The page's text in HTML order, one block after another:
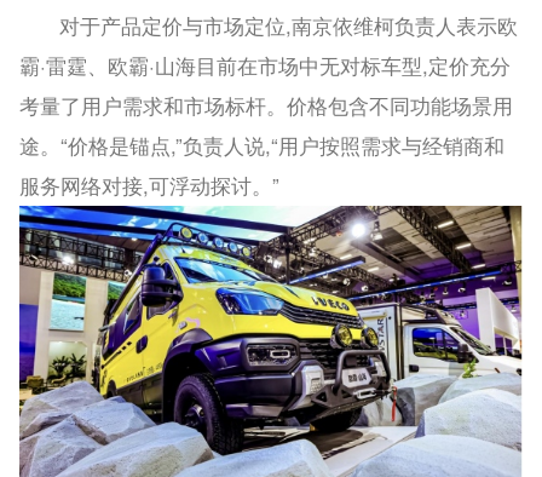
对于产品定价与市场定位,南京依维柯负责人表示欧
霸·雷霆、欧霸·山海目前在市场中无对标车型,定价充分
考量了用户需求和市场标杆。价格包含不同功能场景用
途。“价格是锚点,”负责人说,“用户按照需求与经销商和
服务网络对接,可浮动探讨。”